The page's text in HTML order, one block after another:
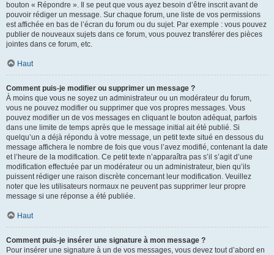
bouton « Répondre ». Il se peut que vous ayez besoin d’être inscrit avant de
pouvoir rédiger un message. Sur chaque forum, une liste de vos permissions
est affichée en bas de l’écran du forum ou du sujet. Par exemple : vous pouvez
publier de nouveaux sujets dans ce forum, vous pouvez transférer des pièces
jointes dans ce forum, etc.
Haut
Comment puis-je modifier ou supprimer un message ?
À moins que vous ne soyez un administrateur ou un modérateur du forum,
vous ne pouvez modifier ou supprimer que vos propres messages. Vous
pouvez modifier un de vos messages en cliquant le bouton adéquat, parfois
dans une limite de temps après que le message initial ait été publié. Si
quelqu’un a déjà répondu à votre message, un petit texte situé en dessous du
message affichera le nombre de fois que vous l’avez modifié, contenant la date
et l’heure de la modification. Ce petit texte n’apparaîtra pas s’il s’agit d’une
modification effectuée par un modérateur ou un administrateur, bien qu’ils
puissent rédiger une raison discrète concernant leur modification. Veuillez
noter que les utilisateurs normaux ne peuvent pas supprimer leur propre
message si une réponse a été publiée.
Haut
Comment puis-je insérer une signature à mon message ?
Pour insérer une signature à un de vos messages, vous devez tout d’abord en